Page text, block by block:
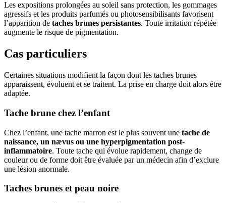
Les expositions prolongées au soleil sans protection, les gommages
agressifs et les produits parfumés ou photosensibilisants favorisent
l’apparition de taches brunes persistantes. Toute irritation répétée
augmente le risque de pigmentation.
Cas particuliers
Certaines situations modifient la façon dont les taches brunes
apparaissent, évoluent et se traitent. La prise en charge doit alors être
adaptée.
Tache brune chez l’enfant
Chez l’enfant, une tache marron est le plus souvent une tache de
naissance, un nævus ou une hyperpigmentation post-
inflammatoire. Toute tache qui évolue rapidement, change de
couleur ou de forme doit être évaluée par un médecin afin d’exclure
une lésion anormale.
Taches brunes et peau noire